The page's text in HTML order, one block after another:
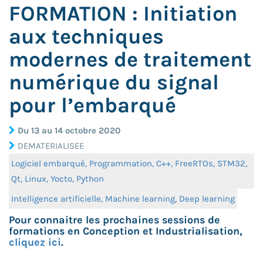
FORMATION : Initiation
aux techniques
modernes de traitement
numérique du signal
pour l’embarqué
Du 13 au 14 octobre 2020
DEMATERIALISEE
Logiciel embarqué, Programmation, C++, FreeRTOs, STM32,
Qt, Linux, Yocto, Python
Intelligence artificielle, Machine learning, Deep learning
Pour connaitre les prochaines sessions de
formations en Conception et Industrialisation,
cliquez ici.